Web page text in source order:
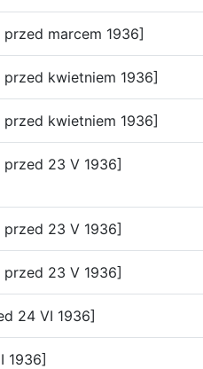
marcem 1936]
przed kwietniem 1936]
przed kwietniem 1936]
przed 23 V 1936]
przed 23 V 1936]
przed 23 V 1936]
24 VI 1936]
1936]